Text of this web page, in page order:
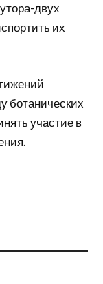
двух
их
ботанических
участие в